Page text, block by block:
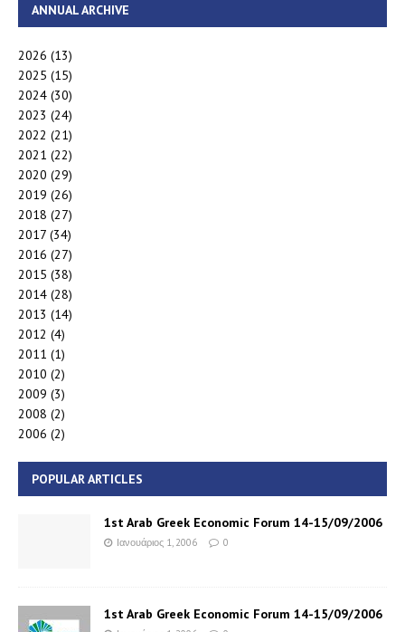
ANNUAL ARCHIVE
2026 (13)
2025 (15)
2024 (30)
2023 (24)
2022 (21)
2021 (22)
2020 (29)
2019 (26)
2018 (27)
2017 (34)
2016 (27)
2015 (38)
2014 (28)
2013 (14)
2012 (4)
2011 (1)
2010 (2)
2009 (3)
2008 (2)
2006 (2)
POPULAR ARTICLES
1st Arab Greek Economic Forum 14-15/09/2006
Ιανουάριος 1, 2006 0
1st Arab Greek Economic Forum 14-15/09/2006